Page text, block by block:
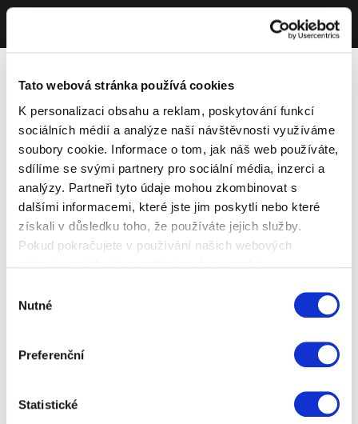
Tato webová stránka používá cookies
K personalizaci obsahu a reklam, poskytování funkcí
sociálních médií a analýze naší návštěvnosti využíváme
soubory cookie. Informace o tom, jak náš web používáte,
sdílíme se svými partnery pro sociální média, inzerci a
analýzy. Partneři tyto údaje mohou zkombinovat s
dalšími informacemi, které jste jim poskytli nebo které
získali v důsledku toho, že používáte jejich služby.
Pokud pokračujete v používání našich webových
souhlasu
Nutné
Preferenční
Statistické